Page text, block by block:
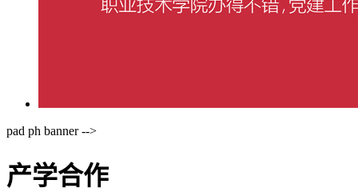
pad ph banner -->
产学合作